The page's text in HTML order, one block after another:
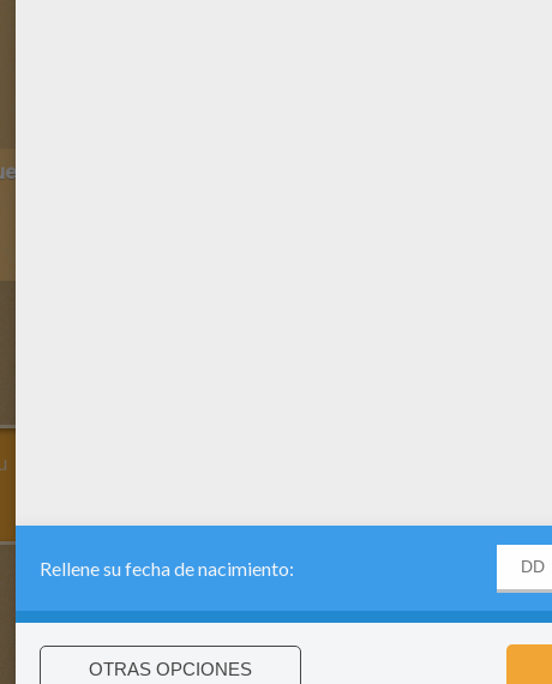
canal de vídeos para niños en Youtube: